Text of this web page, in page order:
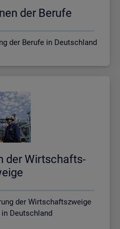
der Be­ru­fe
der Berufe in Deutschland
der Wirt­schafts­
der Wirtschaftszweige
in Deutschland